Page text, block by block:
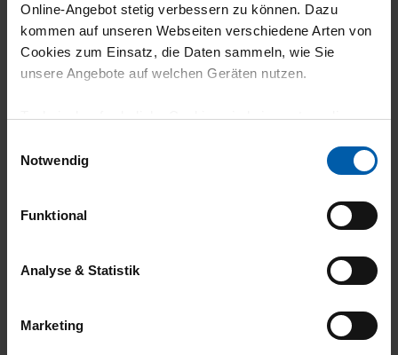
Online-Angebot stetig verbessern zu können. Dazu
kommen auf unseren Webseiten verschiedene Arten von
Cookies zum Einsatz, die Daten sammeln, wie Sie
unsere Angebote auf welchen Geräten nutzen.
Technisch erforderliche Cookies sind eine notwendige
grundlegende Funktionen wie etwa zur Auswahl und
gewährleisten.
Für die Darstellung personalisierter Angebote, Anzeigen
und Inhalte aufgrund Ihres Nutzerverhaltens und Ihres
Zwecke zur Analyse und Optimierung unserer
Notwendig
Funktional
Analyse & Statistik
Marketing
5
Toller Schnitt, tolle Qualität!
23.07.2026
... past sehr gut - sehr gute Qualität!
22.07.2026